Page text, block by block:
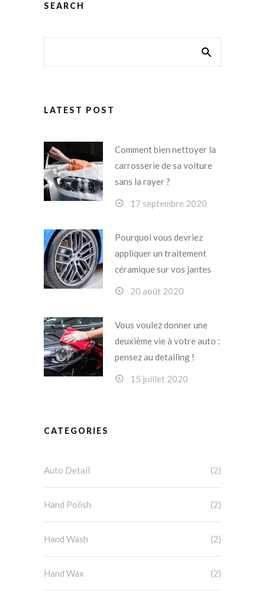
SEARCH
LATEST POST
Comment bien nettoyer la
carrosserie de sa voiture
sans la rayer ?
17 septembre 2020
Pourquoi vous devriez
appliquer un traitement
céramique sur vos jantes
20 août 2020
Vous voulez donner une
deuxième vie à votre auto :
pensez au detailing !
15 juillet 2020
CATEGORIES
Auto Detail (2)
Hand Polish (2)
Hand Wash (2)
Hand Wax (2)